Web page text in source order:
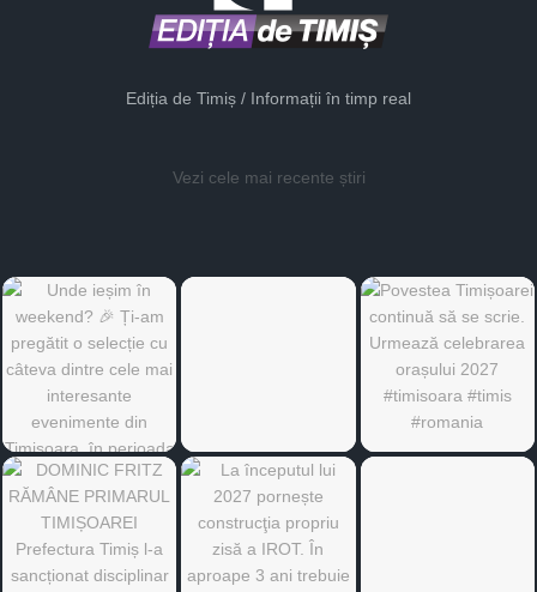
Ediția de Timiș / Informații în timp real
Vezi cele mai recente știri